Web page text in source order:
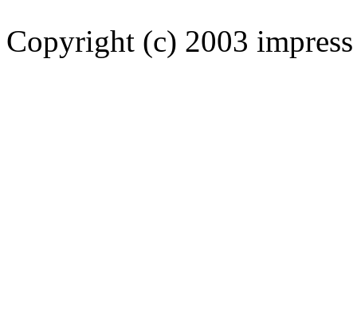
Copyright (c) 2003